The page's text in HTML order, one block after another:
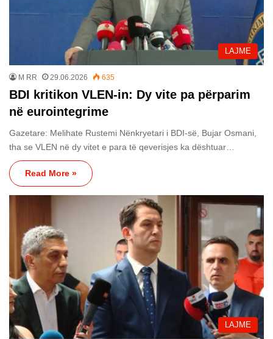
LAJME
M RR 29.06.2026 635
BDI kritikon VLEN-in: Dy vite pa përparim
në eurointegrime
Gazetare: Melihate Rustemi Nënkryetari i BDI-së, Bujar Osmani,
tha se VLEN në dy vitet e para të qeverisjes ka dështuar…
Read More »
LAJME